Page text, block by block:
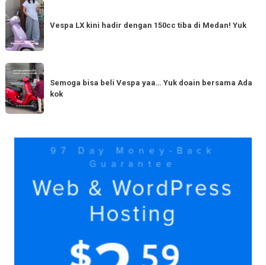
Punya
bestie
yang
Tag
Vespa
LX
kini
hadir
dengan
150cc
tiba
di
Vespa LX kini hadir dengan 150cc tiba di Medan! Yuk
Semoga
bisa
beli
Vespa
Yuk
Semoga bisa beli Vespa yaa… Yuk doain bersama Ada
kok